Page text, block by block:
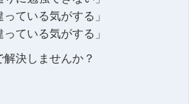
ている気がする」
ている気がする」
決しませんか？